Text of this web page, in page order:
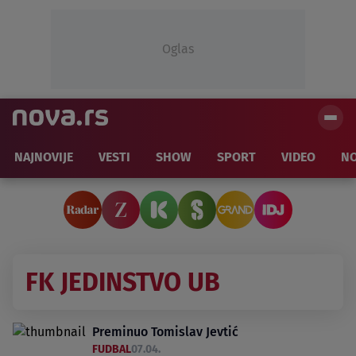
Oglas
NAJNOVIJE VESTI SHOW SPORT VIDEO
FK JEDINSTVO UB
Preminuo Tomislav Jevtić
FUDBAL07.04.